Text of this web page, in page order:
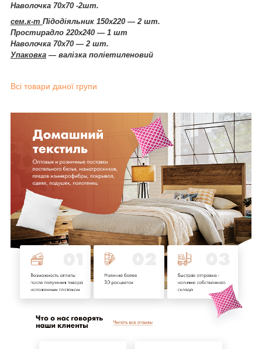
Наволочка 70х70 -2шт.
сем.к-т Підодіяльник 150х220 ― 2 шт.
Простирадло 220х240 ― 1 шт
Наволочка 70х70 ― 2 шт.
Упаковка ― валізка поліетиленовий
Всі товари даної групи